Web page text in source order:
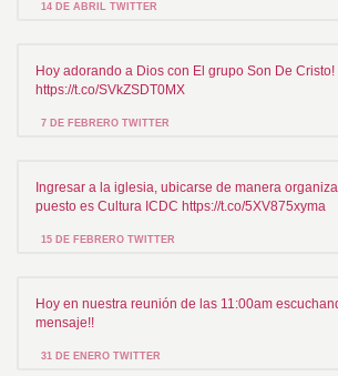
14 DE ABRIL TWITTER
Hoy adorando a Dios con El grupo Son De Cristo!
https://t.co/SVkZSDT0MX
7 DE FEBRERO TWITTER
Ingresar a la iglesia, ubicarse de manera
puesto es Cultura ICDC https://t.co/5XV875xyma
15 DE FEBRERO TWITTER
Hoy en nuestra reunión de las 11:00am
mensaje!!
31 DE ENERO TWITTER